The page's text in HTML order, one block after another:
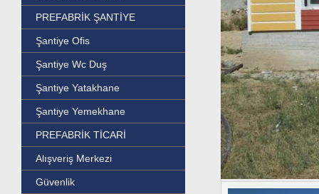
PREFABRİK ŞANTİYE
Şantiye Ofis
Şantiye Wc Duş
Şantiye Yatakhane
Şantiye Yemekhane
PREFABRİK TİCARİ
Alışveriş Merkezi
Güvenlik